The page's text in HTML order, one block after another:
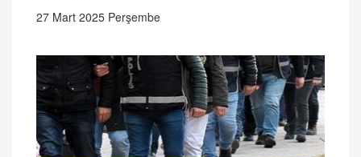
27 Mart 2025 Perşembe